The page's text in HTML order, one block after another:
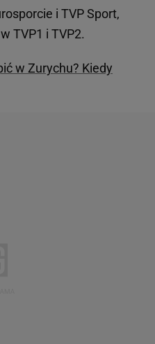
i TVP Sport,
TVP1 i TVP2.
w Zurychu? Kiedy